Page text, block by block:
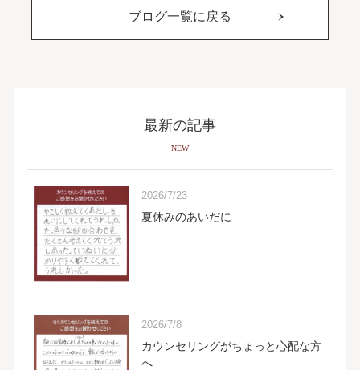
ブログ一覧に戻る
最新の記事
NEW
2026/7/23
夏休みのあいだに
2026/7/8
カウンセリングがちょっと心配な方
へ